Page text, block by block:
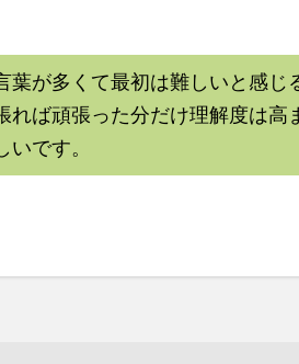
葉が多くて最初は難しいと感じ
ば頑張った分だけ理解度は高
です。